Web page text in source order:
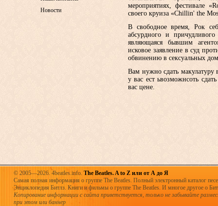
мероприятиях, фестивале
своего круиза «Chillin' the
В свободное время, Рок
абсурдного и
являющаяся бывшим
исковое заявление в суд
обвинению в сексуальных
Вам нужно сдать макулатуру
у вас ест ьвозможнсоть
вас цене.
Новости
© 2005—2026. 4beatles.info. The Beatles. A to Z или от А до Я
Самая полная информация о группе The Beatles. Полный электронный каталог
Энциклопедия Битлз. Книги и фильмы о группе The Beatles. И многое другое о
Копирование информации с сайта приветствуется, только не забывайте
при этом или баннер